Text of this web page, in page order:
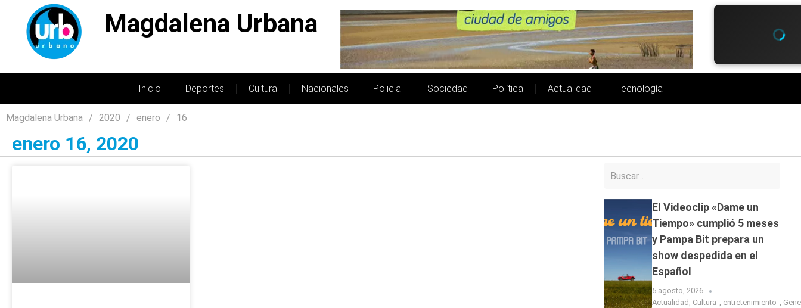
Magdalena Urbana
Inicio Deportes Cultura Nacionales Policial Sociedad Política Actualidad Tecnología
Magdalena Urbana 2020 enero 16
enero 16, 2020
El Videoclip «Dame un
Tiempo» cumplió 5 meses
y Pampa Bit prepara un
show despedida en el
Español
5 agosto, 2026
Actualidad , Cultura , entretenimiento ,